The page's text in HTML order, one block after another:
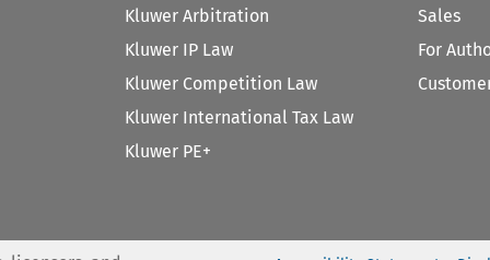
Kluwer Arbitration
Kluwer IP Law
Kluwer Competition Law
Kluwer International Tax Law
Kluwer PE+
Sales
For